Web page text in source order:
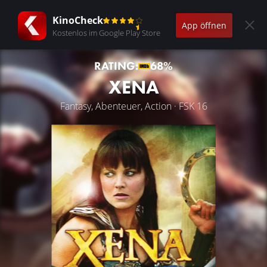
KinoCheck
Kostenlos im Google Play Store
App öffnen
RATING: 68%
XENA
Fantasy, Abenteuer, Action · FSK 16